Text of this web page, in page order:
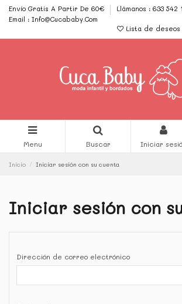
Envío Gratis A Partir De 60€
Llámanos : 633 542
Email : Info@Cucababy.Com
Lista de deseos
Menu Buscar Iniciar
Inicio Iniciar sesión con su cuenta
Iniciar sesión con
Dirección de correo electrónico